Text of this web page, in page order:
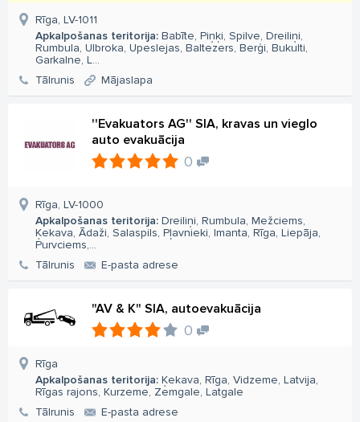
Rīga, LV-1011
Apkalpošanas teritorija: Babīte, Piņķi, Spilve, Dreiliņi,
Rumbula, Ulbroka, Upeslejas, Baltezers, Berģi, Bukulti,
Garkalne, L...
Tālrunis
Mājaslapa
''Evakuators AG'' SIA, kravas un vieglo
auto evakuācija
0
Rīga, LV-1000
Apkalpošanas teritorija: Dreiliņi, Rumbula, Mežciems,
Ķekava, Ādaži, Salaspils, Pļavnieki, Imanta, Rīga, Liepāja,
Purvciems,...
Tālrunis
E-pasta adrese
"AV & K" SIA, autoevakuācija
0
Rīga
Apkalpošanas teritorija: Ķekava, Rīga, Vidzeme, Latvija,
Rīgas rajons, Kurzeme, Zemgale, Latgale
Tālrunis
E-pasta adrese